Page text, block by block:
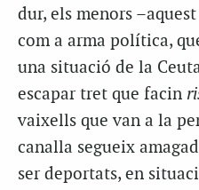
dur, els menors
com a arma política,
una situació de la
escapar tret que facin
vaixells que van a la
canalla segueix
ser deportats, en